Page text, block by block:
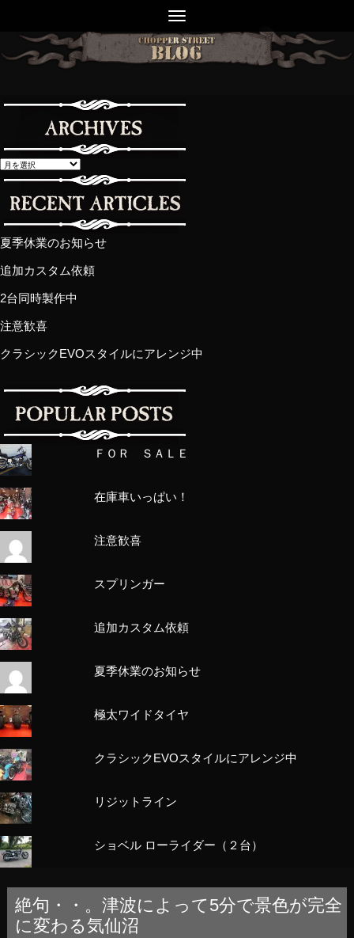
夏季休業のお知らせ
追加カスタム依頼
2台同時製作中
注意歓喜
クラシックEVOスタイルにアレンジ中
ＦＯＲ ＳＡＬＥ
在庫車いっぱい！
注意歓喜
スプリンガー
追加カスタム依頼
夏季休業のお知らせ
極太ワイドタイヤ
クラシックEVOスタイルにアレンジ中
リジットライン
ショベル ローライダー（２台）
絶句・・。津波によって5分で景色が完全
に変わる気仙沼